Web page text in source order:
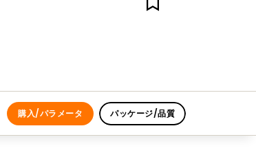
購入/パラメータ パッケージ/品質